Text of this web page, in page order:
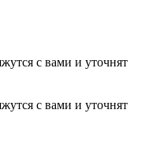
с вами и уточнят
с вами и уточнят